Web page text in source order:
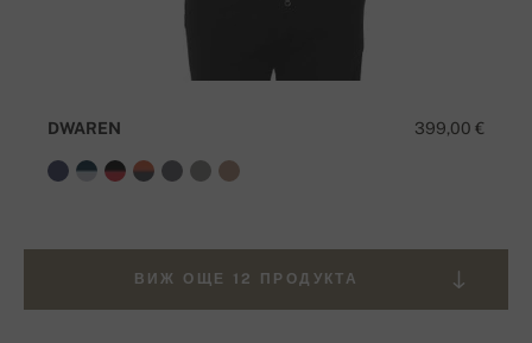
399,00 €
DWAREN
ВИЖ ОЩЕ 12 ПРОДУКТА